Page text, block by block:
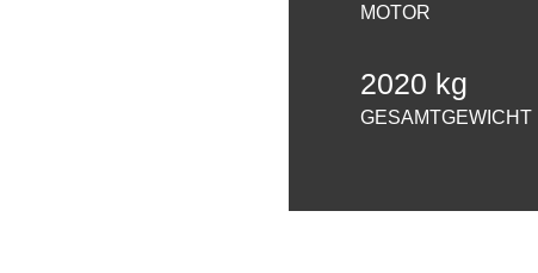
MOTOR
GESAMTGEWICHT
2020 kg